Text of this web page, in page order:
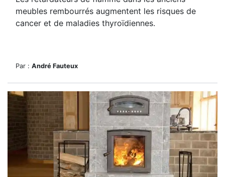
meubles rembourrés augmentent les risques de
cancer et de maladies thyroïdiennes.
Par : André Fauteux